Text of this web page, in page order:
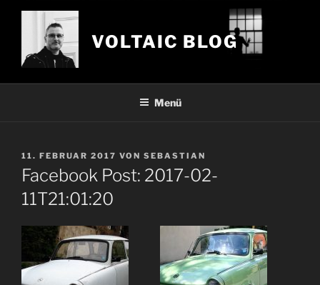
Zum
VOLTAIC BLOG
Menü
VERÖFFENTLICHT
AM
11. FEBRUAR 2017 VON SEBASTIAN
Facebook Post: 2017-02-
11T21:01:20